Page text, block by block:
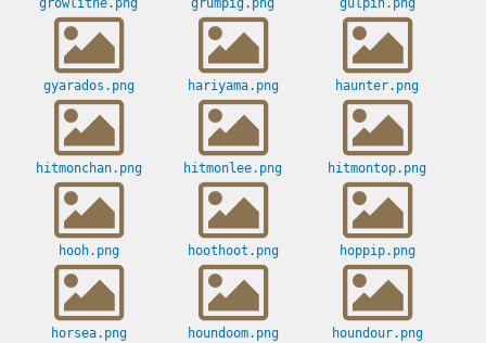
growlithe.png grumpig.png gulpin.png
gyarados.png hariyama.png haunter.png
hitmonchan.png hitmonlee.png hitmontop.png
hooh.png hoothoot.png hoppip.png
horsea.png houndoom.png houndour.png